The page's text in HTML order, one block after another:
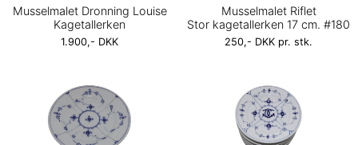
Musselmalet Dronning Louise
Kagetallerken
1.900,- DKK
Musselmalet Riflet
Stor kagetallerken 17 cm. #180
250,- DKK pr. stk.